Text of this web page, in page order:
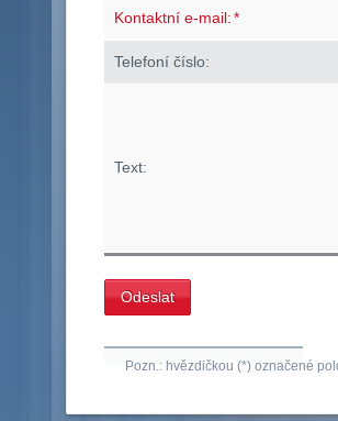
Kontaktní e-mail: *
Telefoní číslo:
Text:
Pozn.: hvězdičkou (*) označené